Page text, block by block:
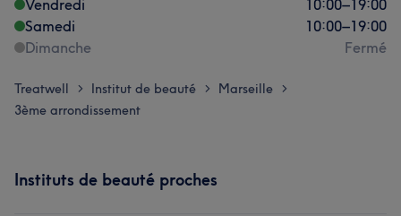
Vendredi
10:00–19:00
Samedi
10:00–19:00
Dimanche
Fermé
Treatwell > Institut de beauté > Marseille >
3ème arrondissement
Instituts de beauté proches